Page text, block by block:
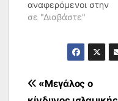
αναφερόμενοι στην
επίθεση στη Φαβέλα,
η δικηγόρος της
οικογένειας του
Ελευθερία
Τομπάζογλου. Ο
σε "Διαβάστε"
Πλοήγηση
«Μεγάλος ο